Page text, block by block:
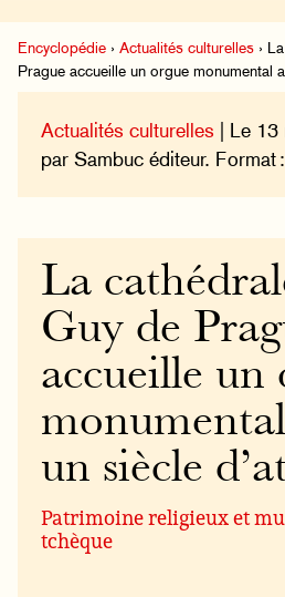
Encyclopédie › Actualités culturelles ›
Prague accueille un orgue monumental
Actualités culturelles | Le 13
par Sambuc éditeur. Format
La
Guy de
accueille un
un siècle
Patrimoine religieux et
tchèque